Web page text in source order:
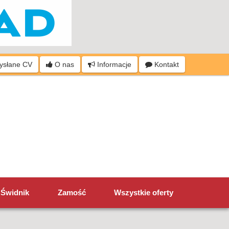
CV O nas Informacje Kontakt
Świdnik Zamość Wszystkie oferty